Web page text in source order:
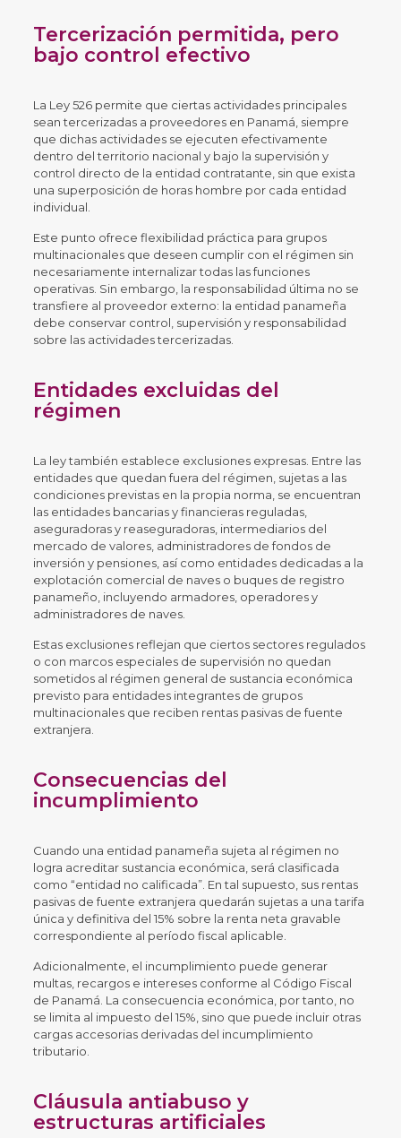
Tercerización permitida, pero
bajo control efectivo
La Ley 526 permite que ciertas actividades principales
sean tercerizadas a proveedores en Panamá, siempre
que dichas actividades se ejecuten efectivamente
dentro del territorio nacional y bajo la supervisión y
control directo de la entidad contratante, sin que exista
una superposición de horas hombre por cada entidad
individual.
Este punto ofrece flexibilidad práctica para grupos
multinacionales que deseen cumplir con el régimen sin
necesariamente internalizar todas las funciones
operativas. Sin embargo, la responsabilidad última no se
transfiere al proveedor externo: la entidad panameña
debe conservar control, supervisión y responsabilidad
sobre las actividades tercerizadas.
Entidades excluidas del
régimen
La ley también establece exclusiones expresas. Entre las
entidades que quedan fuera del régimen, sujetas a las
condiciones previstas en la propia norma, se encuentran
las entidades bancarias y financieras reguladas,
aseguradoras y reaseguradoras, intermediarios del
mercado de valores, administradores de fondos de
inversión y pensiones, así como entidades dedicadas a la
explotación comercial de naves o buques de registro
panameño, incluyendo armadores, operadores y
administradores de naves.
Estas exclusiones reflejan que ciertos sectores regulados
o con marcos especiales de supervisión no quedan
sometidos al régimen general de sustancia económica
previsto para entidades integrantes de grupos
multinacionales que reciben rentas pasivas de fuente
extranjera.
Consecuencias del
incumplimiento
Cuando una entidad panameña sujeta al régimen no
logra acreditar sustancia económica, será clasificada
como “entidad no calificada”. En tal supuesto, sus rentas
pasivas de fuente extranjera quedarán sujetas a una tarifa
única y definitiva del 15% sobre la renta neta gravable
correspondiente al período fiscal aplicable.
Adicionalmente, el incumplimiento puede generar
multas, recargos e intereses conforme al Código Fiscal
de Panamá. La consecuencia económica, por tanto, no
se limita al impuesto del 15%, sino que puede incluir otras
cargas accesorias derivadas del incumplimiento
tributario.
Cláusula antiabuso y
estructuras artificiales